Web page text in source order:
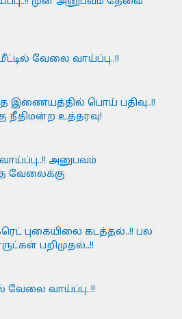
வேலை வாய்ப்பு..!!
இணையத்தில் பொய் பதிவு..!!
நீதிமன்ற உத்தரவு!
அனுபவம்
வேலைக்கு
புகையிலை கடத்தல்..!! பல
பறிமுதல்..!!
வேலை வாய்ப்பு..!!